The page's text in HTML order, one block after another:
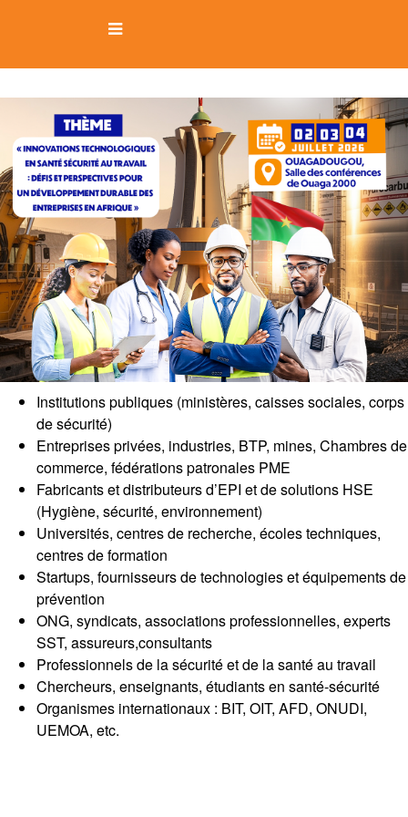
Public cible
ACCUEIL LE FORUM PUBLIC CIBLE
Institutions publiques (ministères, caisses sociales, corps
de sécurité)
Entreprises privées, industries, BTP, mines, Chambres de
commerce, fédérations patronales PME
Fabricants et distributeurs d’EPI et de solutions HSE
(Hygiène, sécurité, environnement)
Universités, centres de recherche, écoles techniques,
centres de formation
Startups, fournisseurs de technologies et équipements de
prévention
ONG, syndicats, associations professionnelles, experts
SST, assureurs,consultants
Professionnels de la sécurité et de la santé au travail
Chercheurs, enseignants, étudiants en santé-sécurité
Organismes internationaux : BIT, OIT, AFD, ONUDI,
UEMOA, etc.